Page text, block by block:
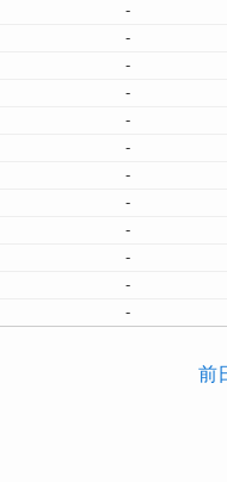
-
-
-
-
-
-
-
-
-
-
-
-
前